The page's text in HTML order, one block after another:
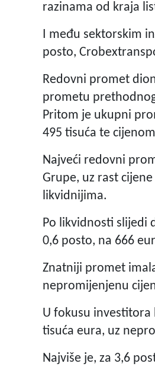
razinama od kraja
I među sektorskim
posto,
Redovni promet
prometu
Pritom je ukupni
495 tisuća te
Najveći redovni
Grupe, uz rast
likvidnijima.
Po likvidnosti slijedi
0,6 posto, na 666
Znatniji promet
nepromijenjenu
U fokusu investitora
tisuća eura, uz
Najviše je, za 3,6